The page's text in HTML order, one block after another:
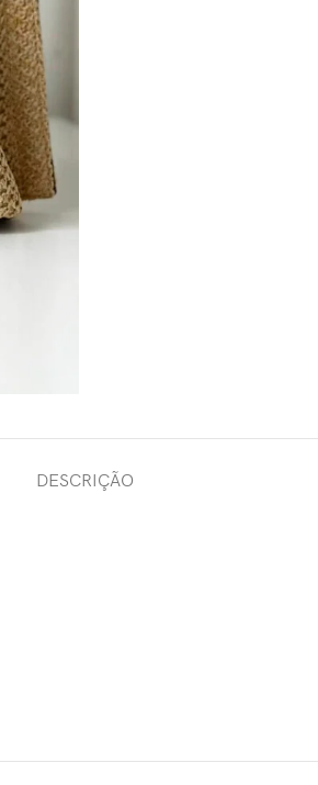
DESCRIÇÃO